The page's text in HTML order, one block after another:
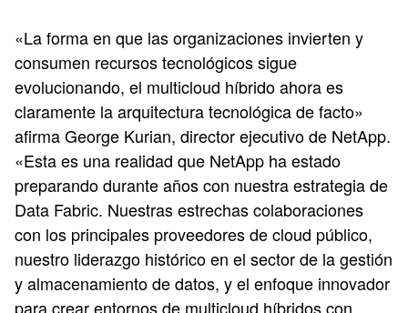
«La forma en que las organizaciones invierten y
consumen recursos tecnológicos sigue
evolucionando, el multicloud híbrido ahora es
claramente la arquitectura tecnológica de facto»
afirma George Kurian, director ejecutivo de NetApp.
«Esta es una realidad que NetApp ha estado
preparando durante años con nuestra estrategia de
Data Fabric. Nuestras estrechas colaboraciones
con los principales proveedores de cloud público,
nuestro liderazgo histórico en el sector de la gestión
y almacenamiento de datos, y el enfoque innovador
para crear entornos de multicloud híbridos con